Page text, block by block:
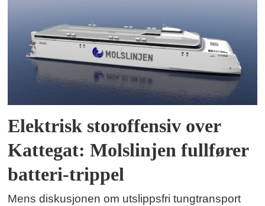
Elektrisk storoffensiv over
Kattegat: Molslinjen fullfører
batteri-trippel
Mens diskusjonen om utslippsfri tungtransport